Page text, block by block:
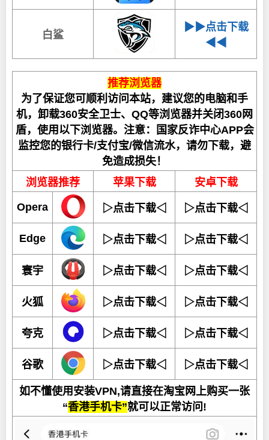
白鲨
▶▶点击下载
◀◀
推荐浏览器
为了保证您可顺利访问本站，建议您的电脑和手
机，卸载360安全卫士、QQ等浏览器并关闭360网
盾，使用以下浏览器。注意：国家反诈中心APP会
监控您的银行卡/支付宝/微信流水，请勿下载，避
免造成损失！
浏览器推荐
苹果下载 安卓下载
Opera ▷点击下载◁ ▷点击下载◁
Edge ▷点击下载◁ ▷点击下载◁
寰宇 ▷点击下载◁ ▷点击下载◁
火狐 ▷点击下载◁ ▷点击下载◁
夸克 ▷点击下载◁ ▷点击下载◁
谷歌 ▷点击下载◁ ▷点击下载◁
如不懂使用安装VPN,请直接在淘宝网上购买一张
“香港手机卡”就可以正常访问!